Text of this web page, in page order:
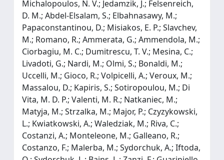
Michalopoulos, N. V.; Jedamzik, J.; Felsenreich,
D. M.; Abdel-Elsalam, S.; Elbahnasawy, M.;
Papaconstantinou, D.; Misiakos, E. P.; Slavchev,
M.; Romano, R.; Ammerata, G.; Ammendola, M.;
Ciorbagiu, M. C.; Dumitrescu, T. V.; Mesina, C.;
Livadoti, G.; Nardi, M.; Olmi, S.; Bonaldi, M.;
Uccelli, M.; Gioco, R.; Volpicelli, A.; Veroux, M.;
Massalou, D.; Kapiris, S.; Sotiropoulou, M.; Di
Vita, M. D. P.; Valenti, M. R.; Natkaniec, M.;
Matyja, M.; Strzalka, M.; Major, P.; Czyzykowski,
L.; Kwiatkowski, A.; Waledziak, M.; Riva, C.;
Costanzi, A.; Monteleone, M.; Galleano, R.;
Costanzo, F.; Malerba, M.; Sydorchuk, A.; Iftoda,